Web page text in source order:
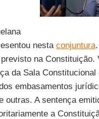
nesta conjuntura
na Constituição.
da Sala Constitucional
embasamentos
A sentença
a